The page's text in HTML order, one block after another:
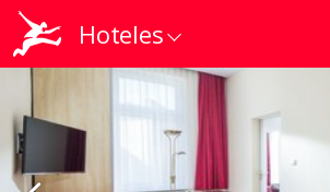
Hoteles